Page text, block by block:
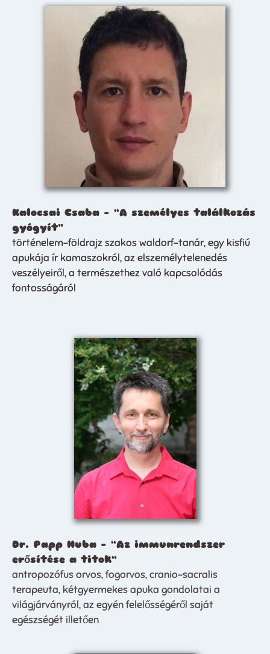
Kalocsai Csaba – “A személyes találkozás
gyógyít”
történelem-földrajz szakos waldorf-tanár, egy kisfiú
apukája ír kamaszokról, az elszemélytelenedés
veszélyeiről, a természethez való kapcsolódás
fontosságáról
Dr. Papp Huba – “Az immunrendszer
erősítése a titok“
antropozófus orvos, fogorvos, cranio-sacralis
terapeuta, kétgyermekes apuka gondolatai a
világjárványról, az egyén felelősségéről saját
egészségét illetően